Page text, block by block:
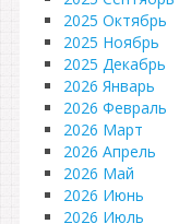
2025 Октябрь
2025 Ноябрь
2025 Декабрь
2026 Январь
2026 Февраль
2026 Март
2026 Апрель
2026 Май
2026 Июнь
2026 Июль